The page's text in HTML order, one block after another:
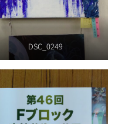
DSC_0249